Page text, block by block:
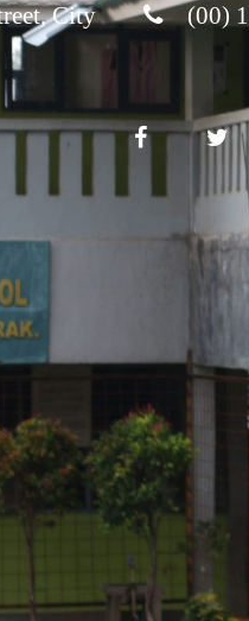
City (00)